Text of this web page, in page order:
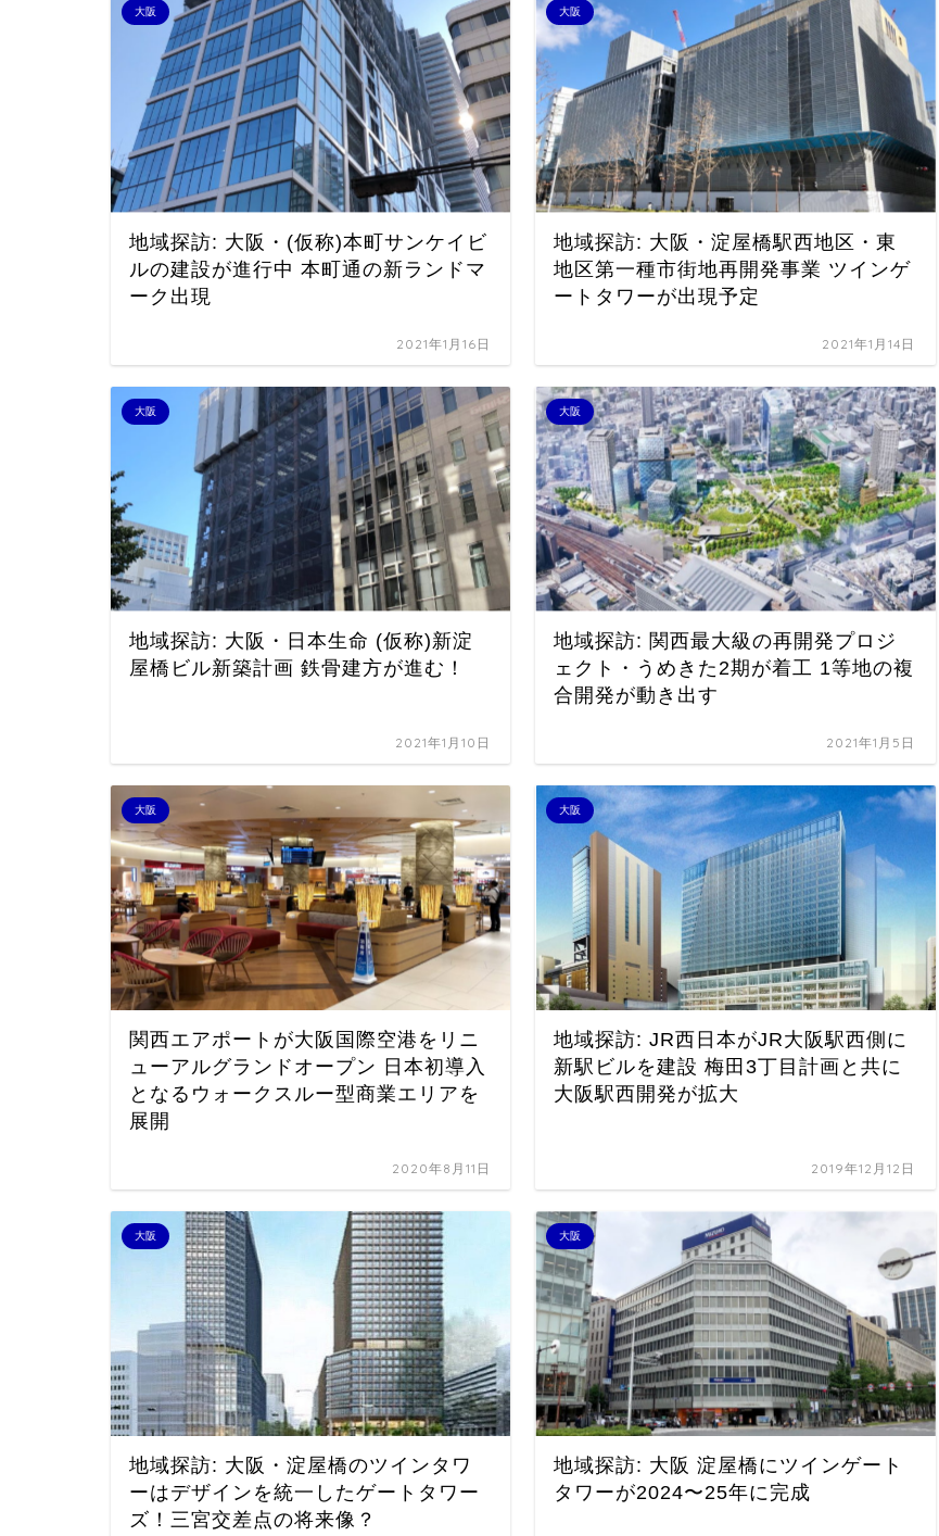
大阪
地域探訪: 大阪・(仮称)本町サンケイビ
ルの建設が進行中 本町通の新ランドマ
ーク出現
2021年1月16日
大阪
地域探訪: 大阪・淀屋橋駅西地区・東
地区第一種市街地再開発事業 ツインゲ
ートタワーが出現予定
2021年1月14日
大阪
地域探訪: 大阪・日本生命 (仮称)新淀
屋橋ビル新築計画 鉄骨建方が進む！
2021年1月10日
大阪
地域探訪: 関西最大級の再開発プロジ
ェクト・うめきた2期が着工 1等地の複
合開発が動き出す
2021年1月5日
大阪
関西エアポートが大阪国際空港をリニ
ューアルグランドオープン 日本初導入
となるウォークスルー型商業エリアを
展開
2020年8月11日
大阪
地域探訪: JR西日本がJR大阪駅西側に
新駅ビルを建設 梅田3丁目計画と共に
大阪駅西開発が拡大
2019年12月12日
大阪
地域探訪: 大阪・淀屋橋のツインタワ
ーはデザインを統一したゲートタワー
ズ！三宮交差点の将来像？
大阪
地域探訪: 大阪 淀屋橋にツインゲート
タワーが2024〜25年に完成